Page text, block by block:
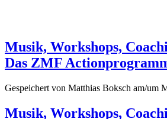
Musik, Workshops,
Das ZMF
Gespeichert von Matthias Boksch am/um
Musik, Workshops,